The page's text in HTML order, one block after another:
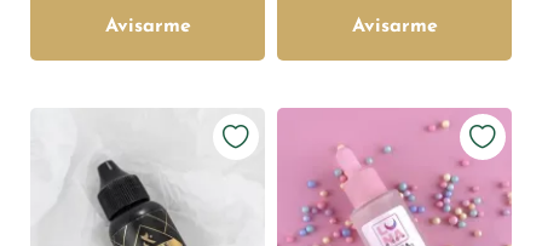
Avisarme Avisarme